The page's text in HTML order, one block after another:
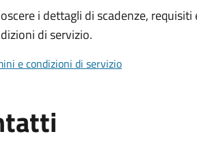
i dettagli di scadenze,
di servizio.
e condizioni di servizio